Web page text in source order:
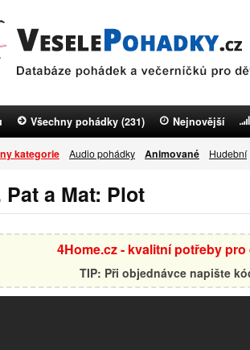
Všechny pohádky (231) Nejnovější
kategorie Audio pohádky Animované Hudební
Pat a Mat: Plot
4Home.cz - kvalitní potřeby
TIP: Při objednávce napište